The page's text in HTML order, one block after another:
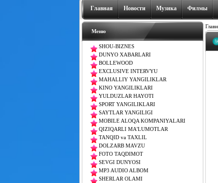
Главная Новости Музика Филмы
Меню
SHOU-BIZNES
DUNYO XABARLARI
BOLLEWOOD
EXCLUSIVE INTERVYU
MAHALLIY YANGILIKLAR
KINO YANGILIKLARI
YULDUZLAR HAYOTI
SPORT YANGILIKLARI
SAYTLAR YANGILIGI
MOBILE ALOQA KOMPANIYALARI
QIZIQARLI MA'LUMOTLAR
TANQID va TAXLIL
DOLZARB MAVZU
FOTO TAQDIMOT
SEVGI DUNYOSI
MP3 AUDIO ALBOM
SHERLAR OLAMI